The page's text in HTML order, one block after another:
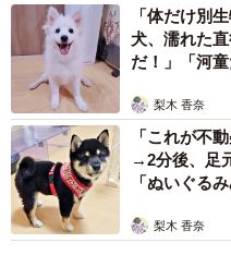
「体だけ別
犬、濡れた
だ！」「河
梨木 香奈
「これが不
→2分後、足
「ぬいぐる
梨木 香奈